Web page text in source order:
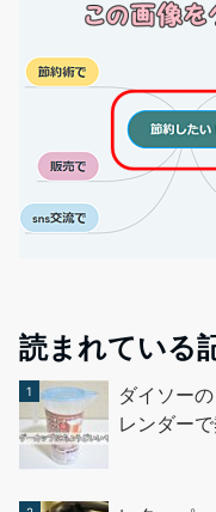
読まれている
ダイソー
レンダー